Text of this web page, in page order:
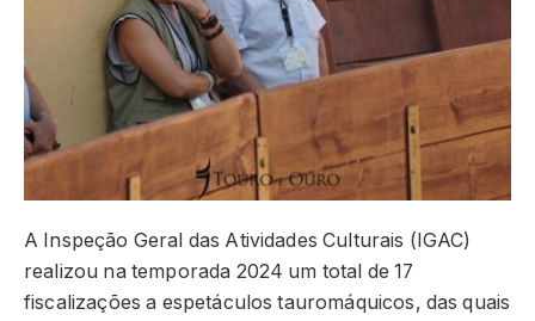
A Inspeção Geral das Atividades Culturais (IGAC)
realizou na temporada 2024 um total de 17
fiscalizações a espetáculos tauromáquicos, das quais